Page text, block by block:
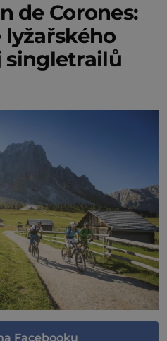
de Corones:
singletrailů
Facebooku